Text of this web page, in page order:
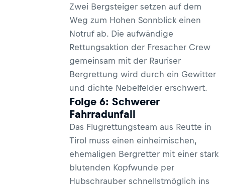
Zwei Bergsteiger setzen auf dem
Weg zum Hohen Sonnblick einen
Notruf ab. Die aufwändige
Rettungsaktion der Fresacher Crew
gemeinsam mit der Rauriser
Bergrettung wird durch ein Gewitter
und dichte Nebelfelder erschwert.
Folge 6: Schwerer
Fahrradunfall
Das Flugrettungsteam aus Reutte in
Tirol muss einen einheimischen,
ehemaligen Bergretter mit einer stark
blutenden Kopfwunde per
Hubschrauber schnellstmöglich ins